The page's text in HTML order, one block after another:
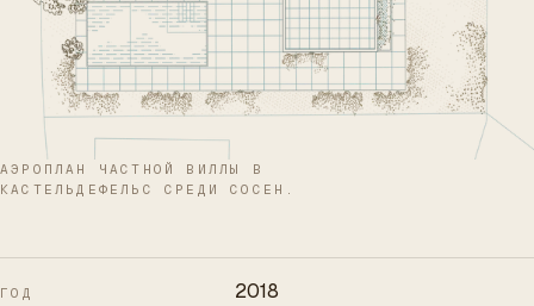
АЭРОПЛАН ЧАСТНОЙ ВИЛЛЫ В
КАСТЕЛЬДЕФЕЛЬС СРЕДИ СОСЕН.
ГОД 2018